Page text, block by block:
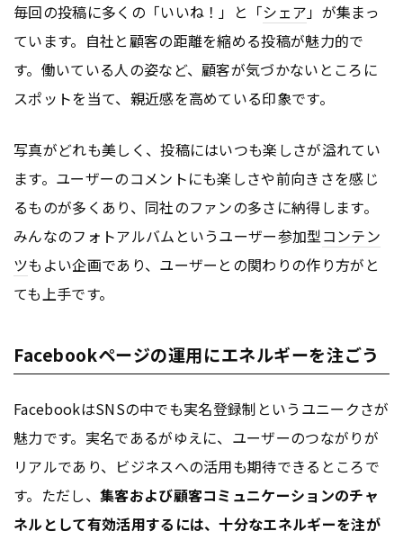
毎回の投稿に多くの「いいね！」と「シェア」が集まっ
ています。自社と顧客の距離を縮める投稿が魅力的で
す。働いている人の姿など、顧客が気づかないところに
スポットを当て、親近感を高めている印象です。
写真がどれも美しく、投稿にはいつも楽しさが溢れてい
ます。ユーザーのコメントにも楽しさや前向きさを感じ
るものが多くあり、同社のファンの多さに納得します。
みんなのフォトアルバムというユーザー参加型コンテン
ツもよい企画であり、ユーザーとの関わりの作り方がと
ても上手です。
Facebookページの運用にエネルギーを注ごう
FacebookはSNSの中でも実名登録制というユニークさが
魅力です。実名であるがゆえに、ユーザーのつながりが
リアルであり、ビジネスへの活用も期待できるところで
す。ただし、 集客および顧客コミュニケーションのチャ
ネルとして有効活用するには、十分なエネルギーを注が